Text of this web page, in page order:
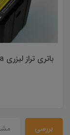
باتری تراز لیزری Tmakota
بررسی